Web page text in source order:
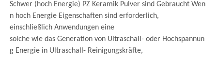
Schwer (hoch Energie) PZ Keramik Pulver sind Gebraucht Wen
n hoch Energie Eigenschaften sind erforderlich,
einschließlich Anwendungen eine
solche wie das Generation von Ultraschall- oder Hochspannun
g Energie in Ultraschall- Reinigungskräfte,